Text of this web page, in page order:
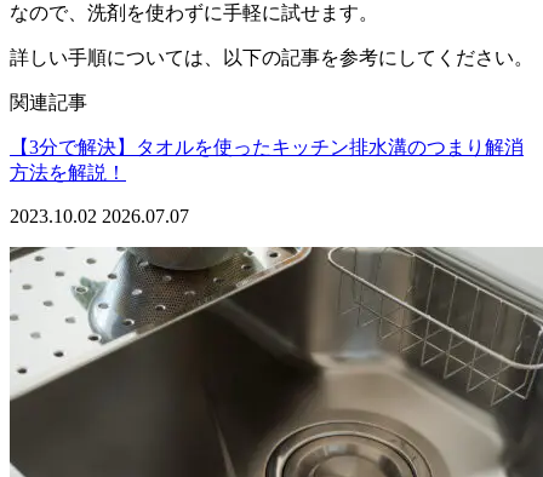
なので、洗剤を使わずに手軽に試せます。
詳しい手順については、以下の記事を参考にしてください。
関連記事
【3分で解決】タオルを使ったキッチン排水溝のつまり解消
方法を解説！
2023.10.02 2026.07.07